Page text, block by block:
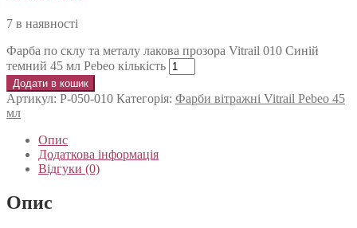
7 в наявності
Фарба по склу та металу лакова прозора Vitrail 010 Синій
темний 45 мл Pebeo кількість
Додати в кошик
Артикул: P-050-010 Категорія: Фарби вітражні Vitrail Pebeo 45
мл
Опис
Додаткова інформація
Відгуки (0)
Опис